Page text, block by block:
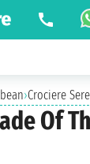
›Crociere
Of